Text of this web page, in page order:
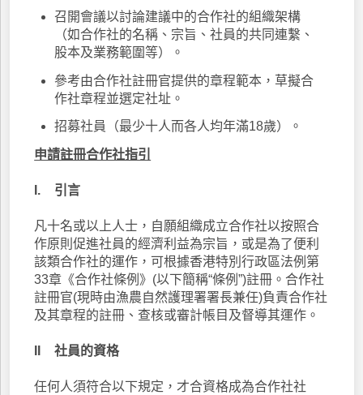
召開會議以討論建議中的合作社的組織架構
（如合作社的名稱、宗旨、社員的共同連繫、
股本及業務範圍等）。
參考由合作社註冊官提供的章程範本，草擬合
作社章程並選定社址。
招募社員（最少十人而各人均年滿18歲）。
申請註冊合作社指引
I. 引言
凡十名或以上人士，自願組織成立合作社以按照合
作原則促進社員的經濟利益為宗旨，或是為了便利
該類合作社的運作，可根據香港特別行政區法例第
33章《合作社條例》(以下簡稱“條例”)註冊。合作社
註冊官(現時由漁農自然護理署署長兼任)負責合作社
及其章程的註冊、查核或審計帳目及督導其運作。
社員的資格
任何人須符合以下規定，才合資格成為合作社社